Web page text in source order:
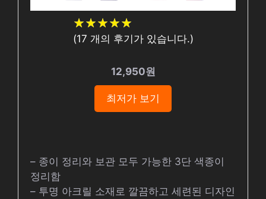
★★★★★
★★★★★
(17 개의 후기가 있습니다.)
12,950원
최저가 보기
– 종이 정리와 보관 모두 가능한 3단 색종이
정리함
– 투명 아크릴 소재로 깔끔하고 세련된 디자인